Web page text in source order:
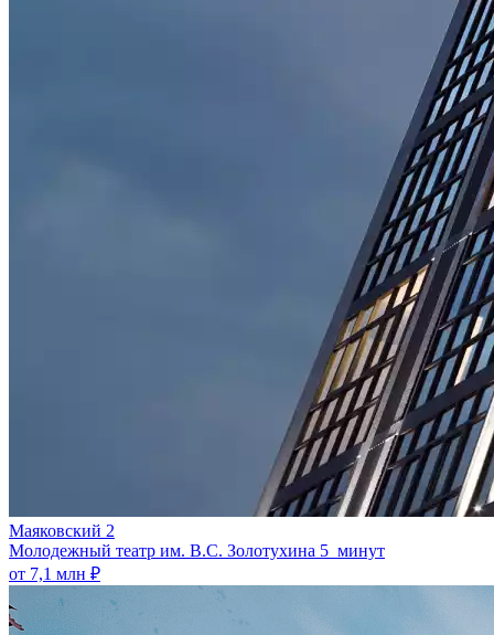
Маяковский 2
Молодежный театр им. В.С. Золотухина 5 минут
от 7,1 млн ₽